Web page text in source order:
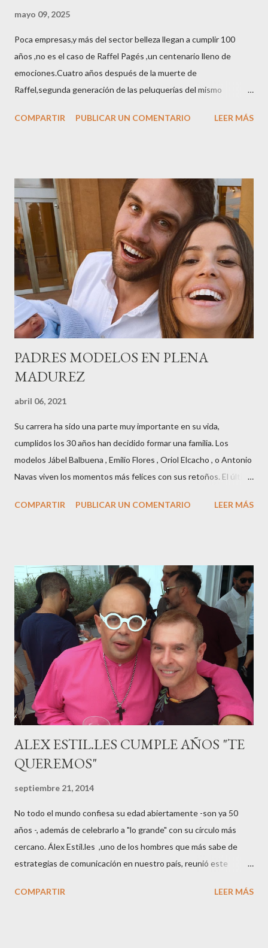
mayo 09, 2025
Poca empresas,y más del sector belleza llegan a cumplir 100
años ,no es el caso de Raffel Pagés ,un centenario lleno de
emociones.Cuatro años después de la muerte de
Raffel,segunda generación de las peluquerías del mismo
sector en una cena de reconocimiento.Sus hijas Carolina (CEO
peluquería del grupo.Justo hace unos días Carol Pagés nos
contaba detalles del homenaje en Actualida Rosa en RCE
radio,en el programa que presento todos los jueves de 17 a 18
horas . Carolina y Quionia Pagés Carolina Pagés La cita ,en el
Museu Marítim de BCN ,en las Drassanes reunió a figuras
destacadas del sector,así como clientes, autoridades y medios
de comunicación, en una velada inolvidable bajo el lema “Cien
años peinando almas, creando belleza,i...
COMPARTIR PUBLICAR UN COMENTARIO LEER MÁS
PADRES MODELOS EN PLENA
MADUREZ
abril 06, 2021
Su carrera ha sido una parte muy importante en su vida,
cumplidos los 30 años han decidido formar una familia. Los
modelos Jábel Balbuena , Emilio Flores , Oriol Elcacho , o Antonio
Navas viven los momentos más felices con sus retoños. El último
M ateo nació en Barcelona hace poco más de una semana. El top
haciéndole padre de un precioso niño. Marta ha sido toda una
campeona, durante los primeros 3 meses de embarazo tuvo que
guardar reposo debido a un síndrome llamado
“hiperemesisgravídica”.Pasados los meses fatídicos de
gestación Marta tiró adelante con el embarazo, ahora es una
mamá feliz. Otro de los modelos que ha sido padre este año ha
sido el madrileño, Emilio Flores , el top que desfiló en las mejores
pasarelas ...
COMPARTIR PUBLICAR UN COMENTARIO LEER MÁS
ALEX ESTIL.LES CUMPLE AÑOS "TE
QUEREMOS"
septiembre 21, 2014
No todo el mundo confiesa su edad abiertamente -son ya 50
años -, además de celebrarlo a "lo grande" con su círculo más
cercano. Álex Estil.les ,uno de los hombres que más sabe de
estrategias de comunicación en nuestro país, reunió este
colaboradores y amigos que a lo largo de su vida profesional han
COMPARTIR LEER MÁS